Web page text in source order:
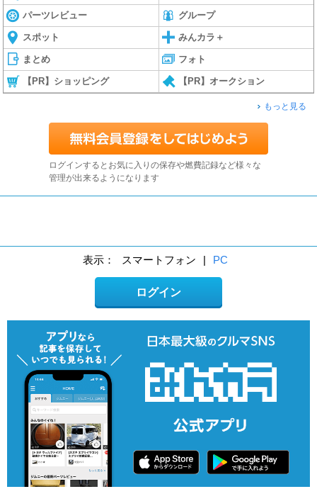
パーツレビュー グループ
スポット みんカラ＋
まとめ フォト
【PR】ショッピング 【PR】オークション
もっと見る
ログインするとお気に入りの保存や燃費記録など様々な
管理が出来るようになります
表示： スマートフォン | PC
ログイン